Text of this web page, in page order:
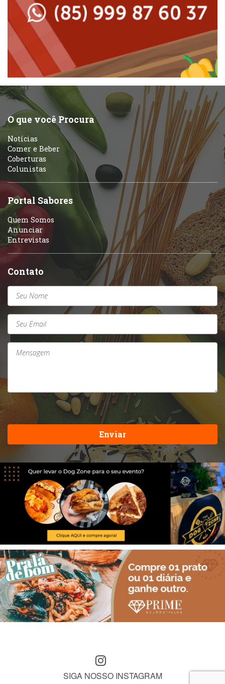
Massas
Peixes e Frutos do Mar
Pizzarias
Portuguesa
Self-service
Sobremesas e sorvetes
Peixes e Frutos do Mar
Pizzarias
Sobremesas e sorvetes
Variados
O que você Procura
Notícias
Comer e Beber
Coberturas
Colunistas
Portal Sabores
Quem Somos
Anunciar
Entrevistas
Contato
Enviar
SIGA NOSSO INSTAGRAM